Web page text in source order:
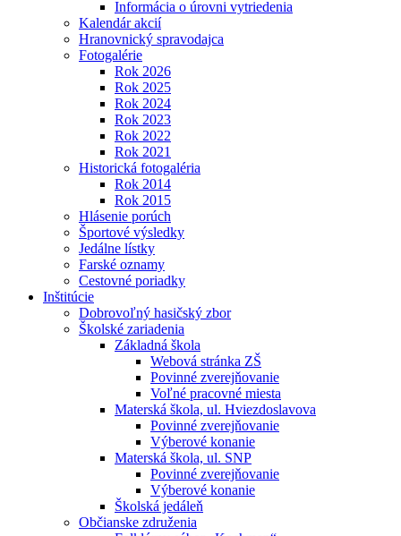
Informácia o úrovni vytriedenia
Kalendár akcií
Hranovnický spravodajca
Fotogalérie
Rok 2026
Rok 2025
Rok 2024
Rok 2023
Rok 2022
Rok 2021
Historická fotogaléria
Rok 2014
Rok 2015
Hlásenie porúch
Športové výsledky
Jedálne lístky
Farské oznamy
Cestovné poriadky
Inštitúcie
Dobrovoľný hasičský zbor
Školské zariadenia
Základná škola
Webová stránka ZŠ
Povinné zverejňovanie
Voľné pracovné miesta
Materská škola, ul. Hviezdoslavova
Povinné zverejňovanie
Výberové konanie
Materská škola, ul. SNP
Povinné zverejňovanie
Výberové konanie
Školská jedáleň
Občianske združenia